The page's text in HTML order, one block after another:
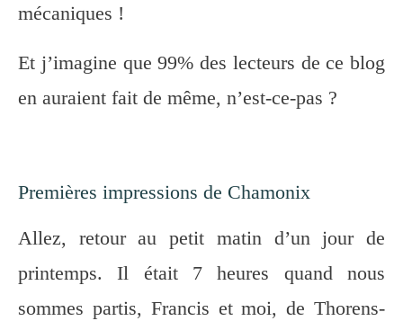
mécaniques !
Et j’imagine que 99% des lecteurs de ce blog
en auraient fait de même, n’est-ce-pas ?
Premières impressions de Chamonix
Allez, retour au petit matin d’un jour de
printemps. Il était 7 heures quand nous
sommes partis, Francis et moi, de Thorens-